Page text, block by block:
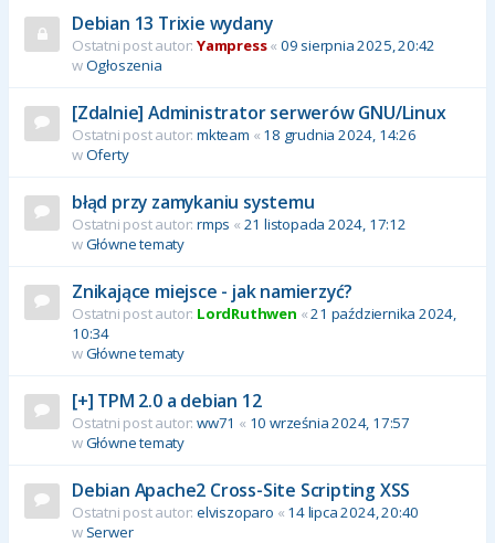
Debian 13 Trixie wydany
Ostatni post autor: Yampress« 09 sierpnia 2025, 20:42
wOgłoszenia
[Zdalnie] Administrator serwerów GNU/Linux
Ostatni post autor: mkteam « 18 grudnia 2024, 14:26
wOferty
błąd przy zamykaniu systemu
Ostatni post autor: rmps « 21 listopada 2024, 17:12
wGłówne tematy
Znikające miejsce - jak namierzyć?
Ostatni post autor: LordRuthwen «21 października 2024,
10:34
wGłówne tematy
[+] TPM 2.0 a debian 12
Ostatni post autor: ww71 « 10 września 2024, 17:57
wGłówne tematy
Debian Apache2 Cross-Site Scripting XSS
Ostatni post autor: elviszoparo « 14 lipca 2024, 20:40
w Serwer